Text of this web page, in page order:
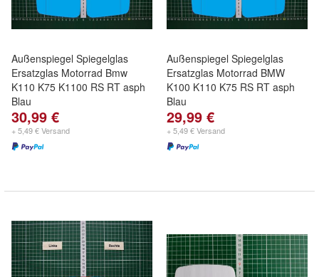
Außenspiegel Spiegelglas
Ersatzglas Motorrad Bmw
K110 K75 K1100 RS RT asph
Blau
30,99 €
+ 5,49 € Versand
Außenspiegel Spiegelglas
Ersatzglas Motorrad BMW
K100 K110 K75 RS RT asph
Blau
29,99 €
+ 5,49 € Versand